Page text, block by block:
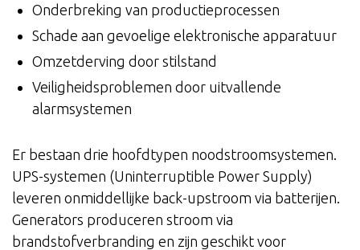
Onderbreking van productieprocessen
Schade aan gevoelige elektronische apparatuur
Omzetderving door stilstand
Veiligheidsproblemen door uitvallende
alarmsystemen
Er bestaan drie hoofdtypen noodstroomsystemen.
UPS-systemen (Uninterruptible Power Supply)
leveren onmiddellijke back-upstroom via batterijen.
Generators produceren stroom via
brandstofverbranding en zijn geschikt voor